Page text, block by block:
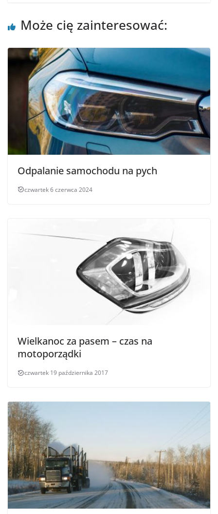
Może cię zainteresować:
Odpalanie samochodu na pych
czwartek 6 czerwca 2024
Wielkanoc za pasem – czas na
motoporządki
czwartek 19 października 2017